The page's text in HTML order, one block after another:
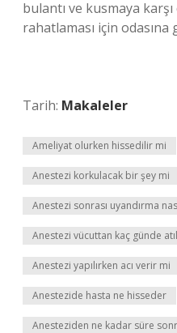
bulantı ve kusmaya
rahatlaması için odasına
Tarih: Makaleler
Ameliyat olurken hissedilir mi
Anestezi korkulacak bir şey mi
Anestezi sonrası uyandırma
Anestezi vücuttan kaç günde
Anestezi yapılırken acı verir mi
Anestezide hasta ne hisseder
Anesteziden ne kadar süre